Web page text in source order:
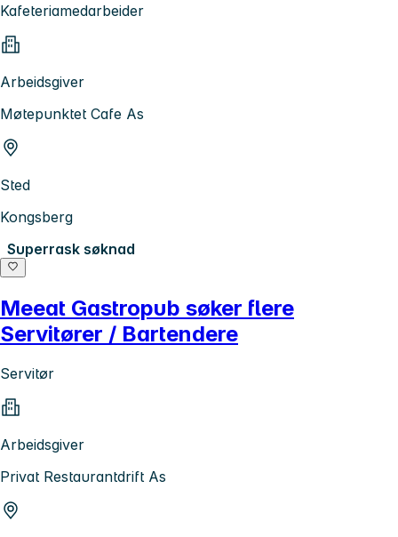
Kafeteriamedarbeider
Arbeidsgiver
Møtepunktet Cafe As
Sted
Kongsberg
Superrask søknad
Meeat Gastropub søker flere
Servitører / Bartendere
Servitør
Arbeidsgiver
Privat Restaurantdrift As